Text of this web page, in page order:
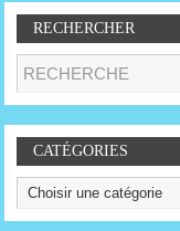
RECHERCHER
CATÉGORIES